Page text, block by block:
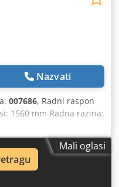
Nazvati
007686, Radni raspon
1560 mm Radna razina:
13,2 KW Ne.
vretena: 18 Broj utora
Mali oglasi